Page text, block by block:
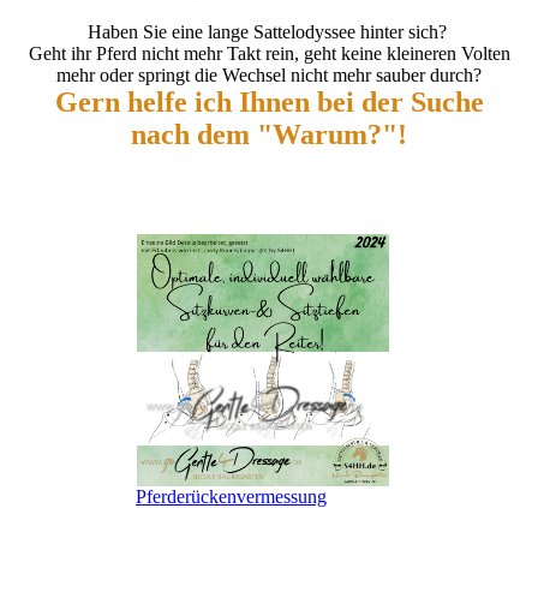
Haben Sie eine lange Sattelodyssee hinter sich?
Geht ihr Pferd nicht mehr Takt rein, geht keine kleineren Volten
mehr oder springt die Wechsel nicht mehr sauber durch?
Gern helfe ich Ihnen bei der Suche
nach dem "Warum?"!
Pferderückenvermessung